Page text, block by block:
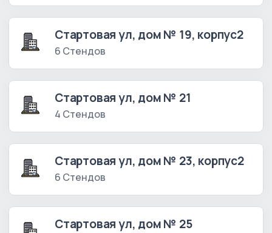
Стартовая ул, дом № 19, корпус2
6 Стендов
Стартовая ул, дом № 21
4 Стендов
Стартовая ул, дом № 23, корпус2
6 Стендов
Стартовая ул, дом № 25